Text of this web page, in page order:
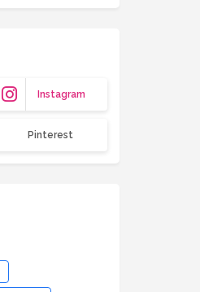
Instagram
Pinterest